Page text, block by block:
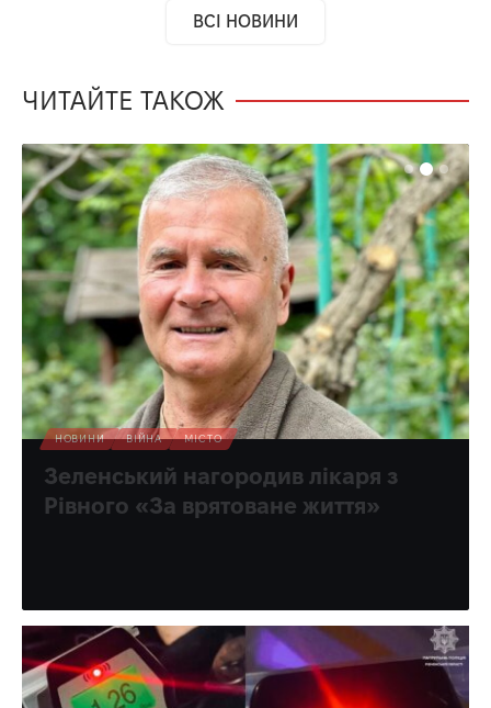
ВСІ НОВИНИ
ЧИТАЙТЕ ТАКОЖ
НОВИНИ ВІЙНА МІСТО
Зеленський нагородив лікаря з
Рівного «За врятоване життя»